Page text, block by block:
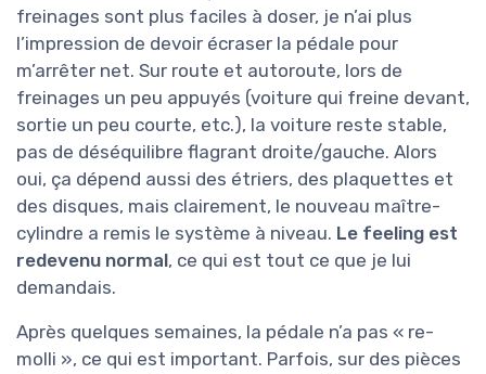
freinages sont plus faciles à doser, je n’ai plus
l’impression de devoir écraser la pédale pour
m’arrêter net. Sur route et autoroute, lors de
freinages un peu appuyés (voiture qui freine devant,
sortie un peu courte, etc.), la voiture reste stable,
pas de déséquilibre flagrant droite/gauche. Alors
oui, ça dépend aussi des étriers, des plaquettes et
des disques, mais clairement, le nouveau maître-
cylindre a remis le système à niveau. Le feeling est
redevenu normal, ce qui est tout ce que je lui
demandais.
Après quelques semaines, la pédale n’a pas « re-
molli », ce qui est important. Parfois, sur des pièces